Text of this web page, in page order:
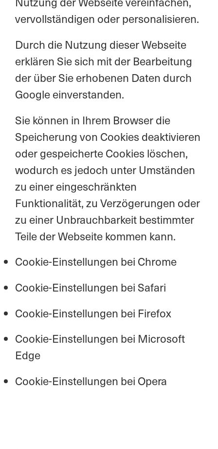
vervollständigen oder personalisieren.
Durch die Nutzung dieser Webseite
erklären Sie sich mit der Bearbeitung
der über Sie erhobenen Daten durch
Google einverstanden.
Sie können in Ihrem Browser die
Speicherung von Cookies deaktivieren
oder gespeicherte Cookies löschen,
wodurch es jedoch unter Umständen
zu einer eingeschränkten
Funktionalität, zu Verzögerungen oder
zu einer Unbrauchbarkeit bestimmter
Teile der Webseite kommen kann.
Cookie-Einstellungen bei Chrome
Cookie-Einstellungen bei Safari
Cookie-Einstellungen bei Firefox
Cookie-Einstellungen bei Microsoft
Edge
Cookie-Einstellungen bei Opera